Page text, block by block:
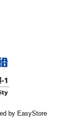
by EasyStore